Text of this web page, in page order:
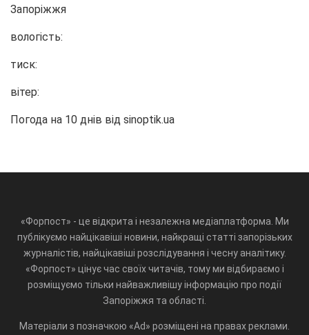
Запоріжжя
вологість:
тиск:
вітер:
Погода на 10 днів від sinoptik.ua
«Форпост» - це відкрита і незалежна медіаплатформа. Ми
публікуємо найцікавіші новини, найкращі статті запорізьких
журналістів, найцікавіші розслідування і чесну аналітику.
«Форпост» цінує час своїх читачів, тому ми відбираємо і
розміщуємо тільки найважливішу інформацію про події
Запоріжжя та області.
Матеріали з позначкою «Ad» розміщені на правах реклами.